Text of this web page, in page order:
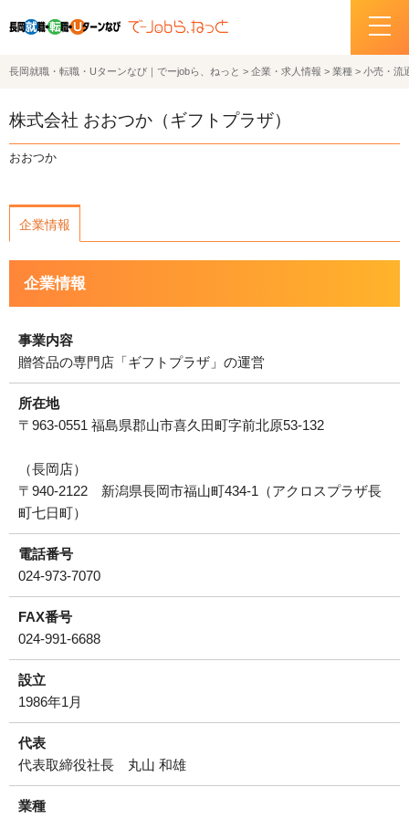
ホーム
イベント情報
サポートデスクの紹介
お問い合わせ
サイトポリシー
プライバシーポリシー
運営会社について
サイトマップ
長岡就職・転職・Uターンなび｜でーjobら、ねっと > 企業・求人情報 > 業種 > 小売・流
株式会社 おおつか（ギフトプラザ）
おおつか
企業情報
企業情報
事業内容
贈答品の専門店「ギフトプラザ」の運営
所在地
〒963-0551 福島県郡山市喜久田町字前北原53-132
（長岡店）
〒940-2122 新潟県長岡市福山町434-1（アクロスプラザ長
町七日町）
電話番号
024-973-7070
FAX番号
024-991-6688
設立
1986年1月
代表
代表取締役社長 丸山 和雄
業種